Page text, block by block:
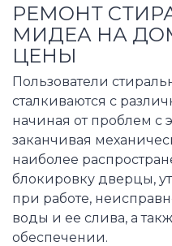
РЕМОНТ
МИДЕА НА
ЦЕНЫ
Пользователи
сталкиваются с
начиная от проблем с
заканчивая
наиболее
блокировку дверцы,
при работе,
воды и ее слива, а
обеспечении.